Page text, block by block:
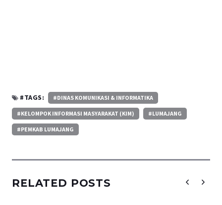
#TAGS: #DINAS KOMUNIKASI & INFORMATIKA
#KELOMPOK INFORMASI MASYARAKAT (KIM) #LUMAJANG
#PEMKAB LUMAJANG
RELATED POSTS